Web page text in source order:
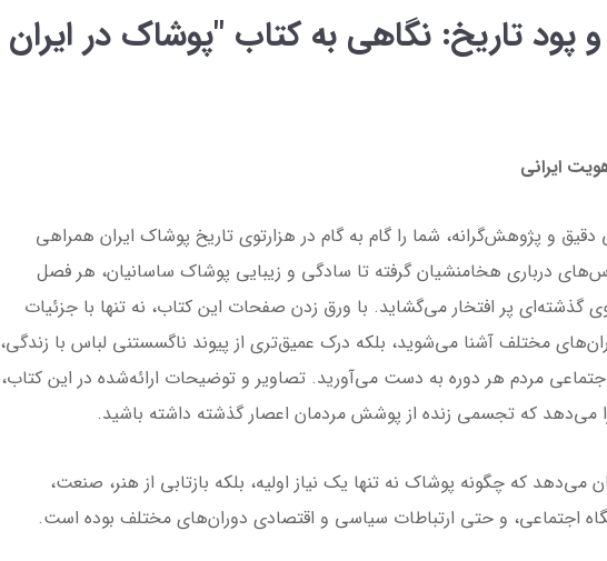
و پود تاریخ: نگاهی به کتاب "پوشاک در ایران
ایرانی
دقیق و پژوهش‌گرانه، شما را گام به گام در هزارتوی تاریخ پوشاک ایران همراهی
درباری هخامنشیان گرفته تا سادگی و زیبایی پوشاک ساسانیان، هر فصل
گذشته‌ای پر افتخار می‌گشاید. با ورق زدن صفحات این کتاب، نه تنها با جزئیات
مختلف آشنا می‌شوید، بلکه درک عمیق‌تری از پیوند ناگسستنی لباس با زندگی،
مردم هر دوره به دست می‌آورید. تصاویر و توضیحات ارائه‌شده در این کتاب،
می‌دهد که تجسمی زنده از پوشش مردمان اعصار گذشته داشته باشید.
می‌دهد که چگونه پوشاک نه تنها یک نیاز اولیه، بلکه بازتابی از هنر، صنعت،
اجتماعی، و حتی ارتباطات سیاسی و اقتصادی دوران‌های مختلف بوده است.